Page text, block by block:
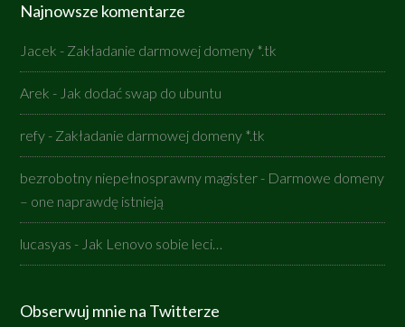
Najnowsze komentarze
Jacek - Zakładanie darmowej domeny *.tk
Arek - Jak dodać swap do ubuntu
refy - Zakładanie darmowej domeny *.tk
bezrobotny niepełnosprawny magister - Darmowe domeny
– one naprawdę istnieją
lucasyas - Jak Lenovo sobie leci…
Obserwuj mnie na Twitterze